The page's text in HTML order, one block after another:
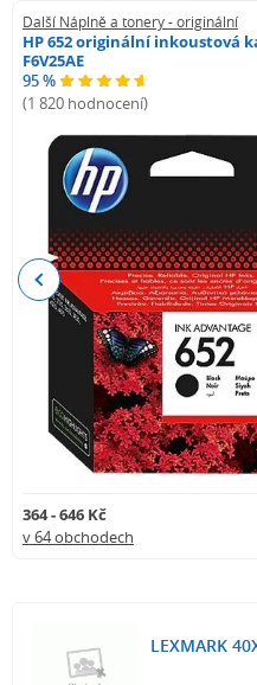
Další Náplně a tonery - originální
HP 652 originální inkoustová
F6V25AE
95 %
(1 820 hodnocení)
364 - 646 Kč
v 64 obchodech
Previous
LEXMARK